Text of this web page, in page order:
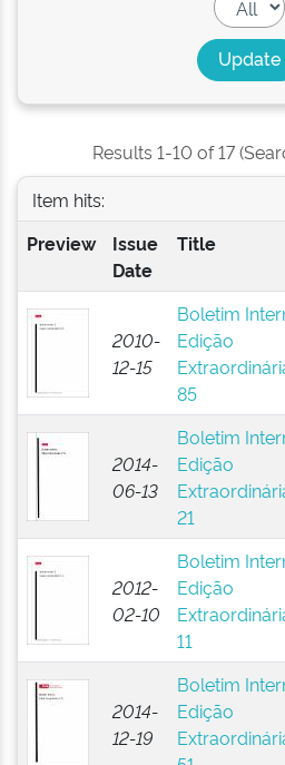
Results 1-10 of 17
Item hits:
Preview
Issue
Date
Title
2010-
12-15
Boletim
Edição
85
2014-
06-13
Boletim
Edição
21
2012-
02-10
Boletim
Edição
11
2014-
12-19
Boletim
Edição